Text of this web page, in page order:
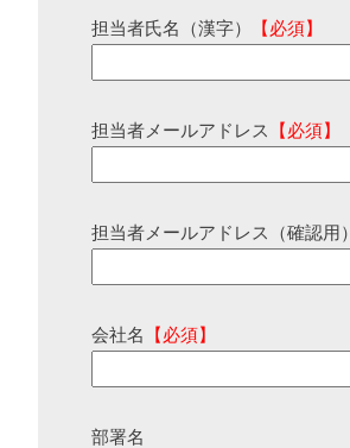
担当者氏名（漢字） 【必須】
担当者メールアドレス 【必須】
担当者メールアドレス（確認用）
会社名 【必須】
部署名